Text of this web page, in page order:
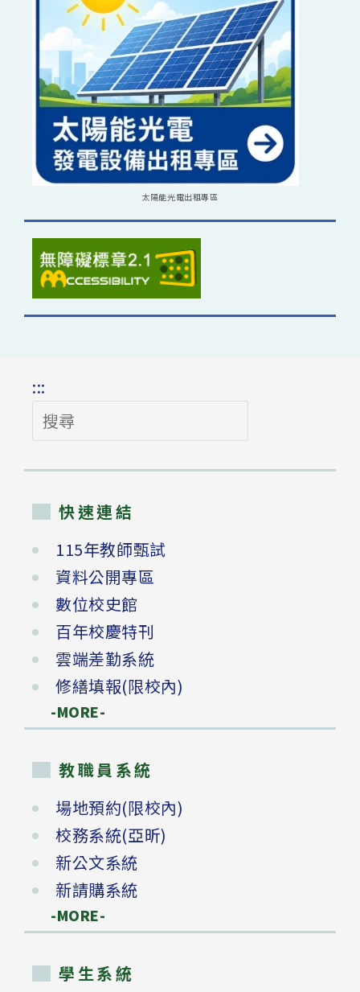
太陽能光電出租專區
:::
搜
尋
快速連結
115年教師甄試
資料公開專區
數位校史館
百年校慶特刊
雲端差勤系統
修繕填報(限校內)
-MORE-
教職員系統
場地預約(限校內)
校務系統(亞昕)
新公文系統
新請購系統
-MORE-
學生系統